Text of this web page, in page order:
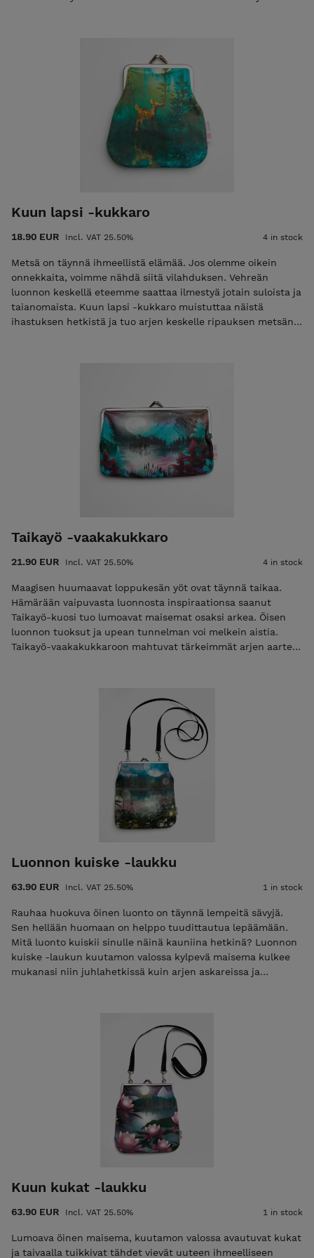
kuvataiteilija. Jänön fantasiaa ja luonnon kauneutta
huokuvat kuvitukset tuovat arkeen ripauksen taikaa ja
uusien maailmojen lumoa. Kuvataiteilijana Jänö inspiroituu
erityisesti arjen yllätyksellisistä hetkistä: auringonlaskuista,
ukkospilvistä, ihmisistä ja metsän taiasta. Taikayö-kukkaron
ostamalla tuet Kiteen tekstiilitehtaan toimintaa. Materiaali:
Suomessa painettu 100% puuvillakangas. Vuori: 100%
Kuun lapsi -kukkaro
18.90 EUR Incl. VAT 25.50% 4 in stock
Metsä on täynnä ihmeellistä elämää. Jos olemme oikein
onnekkaita, voimme nähdä siitä vilahduksen. Vehreän
luonnon keskellä eteemme saattaa ilmestyä jotain suloista ja
taianomaista. Kuun lapsi -kukkaro muistuttaa näistä
ihastuksen hetkistä ja tuo arjen keskelle ripauksen metsän
inspiroituu erityisesti arjen yllätyksellisistä hetkistä:
auringonlaskuista, ukkospilvistä, ihmisistä ja metsän taiasta.
Kuun lapsi -kukkaron ostamalla tuet Kiteen Tekstiilitehtaan
toimintaa. Materiaali: Suomessa painettu 100%
puuvillakangas. Vuori: 100% puuvillakangas. Kukkaron koko:
12 cm x 12 cm. Sangan leveys: 8 cm
Taikayö -vaakakukkaro
21.90 EUR Incl. VAT 25.50% 4 in stock
Maagisen huumaavat loppukesän yöt ovat täynnä taikaa.
Hämärään vaipuvasta luonnosta inspiraationsa saanut
Taikayö-kuosi tuo lumoavat maisemat osaksi arkea. Öisen
luonnon tuoksut ja upean tunnelman voi melkein aistia.
Taikayö-vaakakukkaroon mahtuvat tärkeimmät arjen aarteet
mielikuvituksesta valoa ja voimaa ammentava kuvataiteilija.
Jänön fantasiaa ja luonnon kauneutta huokuvat kuvitukset
tuovat arkeen ripauksen taikaa ja uusien maailmojen lumoa.
Kuvataiteilijana Jänö inspiroituu erityisesti arjen
yllätyksellisistä hetkistä: auringonlaskuista, ukkospilvistä,
ihmisistä ja metsän taiasta. Taikayö-vaakakukkaron
ostamalla tuet Kiteen tekstiilitehtaan toimintaa. Materiaali:
Suomessa painettu 100% puuvillakangas. Vuori: 100%
Luonnon kuiske -laukku
63.90 EUR Incl. VAT 25.50% 1 in stock
Rauhaa huokuva öinen luonto on täynnä lempeitä sävyjä.
Sen hellään huomaan on helppo tuudittautua lepäämään.
Mitä luonto kuiskii sinulle näinä kauniina hetkinä? Luonnon
kuiske -laukun kuutamon valossa kylpevä maisema kulkee
mukanasi niin juhlahetkissä kuin arjen askareissa ja
kuvataiteilija. Jänön fantasiaa ja luonnon kauneutta
huokuvat kuvitukset tuovat arkeen ripauksen taikaa ja
uusien maailmojen lumoa. Kuvataiteilijana Jänö inspiroituu
erityisesti arjen yllätyksellisistä hetkistä: auringonlaskuista,
ukkospilvistä, ihmisistä ja metsän taiasta. Luonnon kuiske -
laukun ostamalla tuet Kiteen Tekstiilitehtaan toimintaa.
Materiaali: Suomessa painettu 100% puuvillakangas. Vuori:
100% puuvillakangas. Laukun koko: 17 cm x 19 cm. Sangan
Kuun kukat -laukku
63.90 EUR Incl. VAT 25.50% 1 in stock
Lumoava öinen maisema, kuutamon valossa avautuvat kukat
ja taivaalla tuikkivat tähdet vievät uuteen ihmeelliseen